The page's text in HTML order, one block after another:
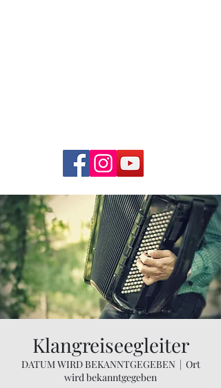
Klangreiseegleiter
DATUM WIRD BEKANNTGEGEBEN
  |
Ort
wird bekanntgegeben